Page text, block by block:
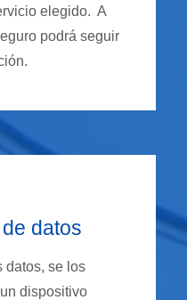
elegido. A
podrá seguir
datos
datos, se los
dispositivo